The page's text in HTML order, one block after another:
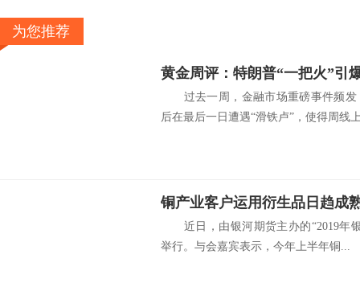
为您推荐
过去一周，金融市场重磅事件频发
后在最后一日遭遇“滑铁卢”，使得周线
铜产业客户运用衍生品日趋成
近日，由银河期货主办的“2019年
举行。与会嘉宾表示，今年上半年铜...